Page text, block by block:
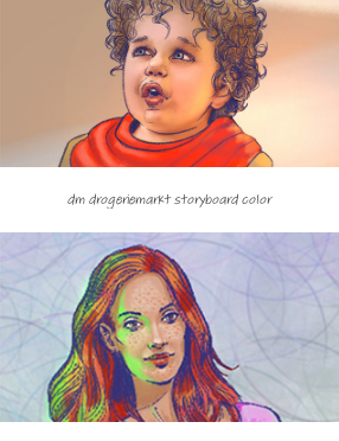
dm drogeriemarkt storyboard color